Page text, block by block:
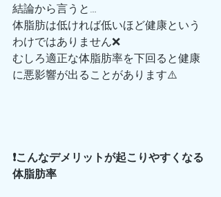
結論から言うと…
体脂肪は低ければ低いほど健康という
わけではありません❌
むしろ適正な体脂肪率を下回ると健康
に悪影響が出ることがあります⚠️
❗こんなデメリットが起こりやすくなる
体脂肪率